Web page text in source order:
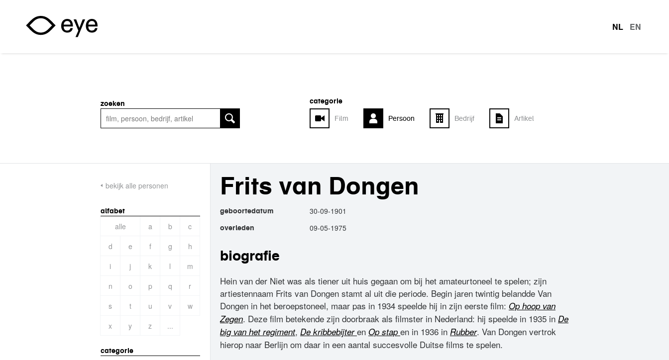
NL EN
categorie
Film
Persoon Bedrijf Artikel
zoeken
bekijk alle personen
alfabet
alle a b
c
d
e f g
h
i
j k l
m
n
o p q
r
s
t u v
w
x
y z ...
categorie
Frits van Dongen
geboortedatum 30-09-1901
overleden 09-05-1975
biografie
Hein van der Niet was als tiener uit huis gegaan om bij het amateurtoneel te spelen; zijn
artiestennaam Frits van Dongen stamt al uit die periode. Begin jaren twintig belandde Van
Dongen in het beroepstoneel, maar pas in 1934 speelde hij in zijn eerste film: Op hoop van
Zegen. Deze film betekende zijn doorbraak als filmster in Nederland: hij speelde in 1935 in De
big van het regiment, De kribbebijteren Op stap en in 1936 in Rubber. Van Dongen vertrok
hierop naar Berlijn om daar in een aantal succesvolle Duitse films te spelen.